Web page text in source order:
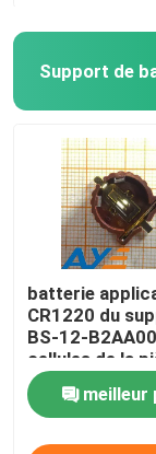
Support de
batterie
CR1220 du
BS-12-
cellules de la
monnaie 3v
meilleur